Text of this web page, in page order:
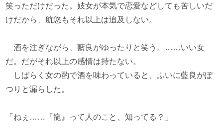
笑っただけだった。妓女が本気で恋愛などしても苦しいだ
けだから、航悠もそれ以上は追及しない。
酒を注ぎながら、藍良がゆったりと笑う。……いい女
だ。だがそれ以上の感情は持たない。
しばらく女の酌で酒を味わっていると、ふいに藍良がぽ
つりと漏らした。
「ねぇ……『龍』って人のこと、知ってる？」